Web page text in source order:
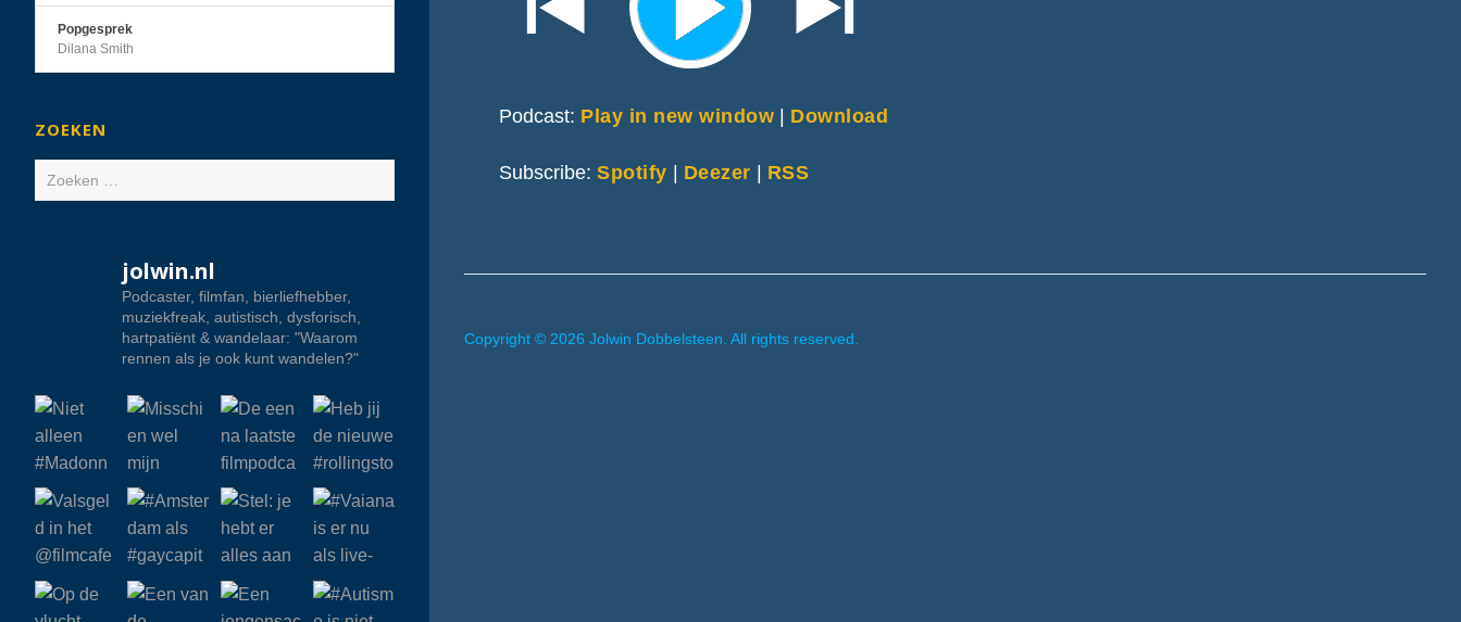
Popgesprek
Dilana Smith
ZOEKEN
Zoeken
naar:
jolwin.nl
Podcaster, filmfan, bierliefhebber,
muziekfreak, autistisch, dysforisch,
hartpatiënt & wandelaar: "Waarom
rennen als je ook kunt wandelen?"
Podcast: Play in new window | Download
Subscribe:Spotify | Deezer | RSS
Copyright © 2026 Jolwin Dobbelsteen. All rights reserved.